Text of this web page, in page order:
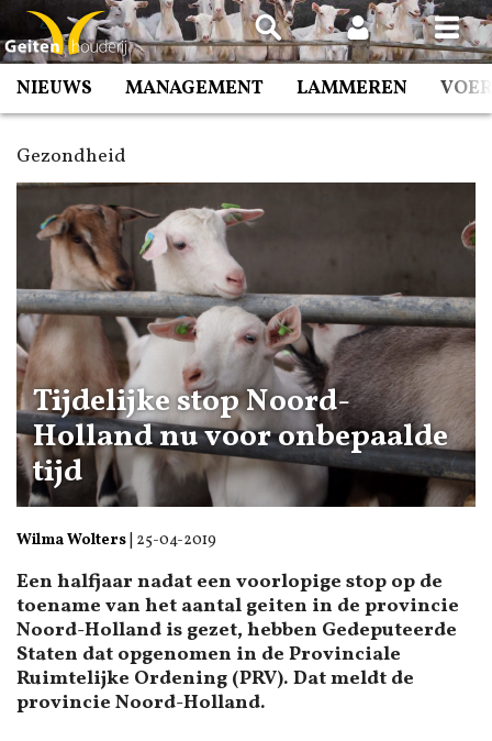
Spring
naar
inhoud
NIEUWS MANAGEMENT LAMMEREN
Gezondheid
Tijdelijke stop Noord-
Holland nu voor onbepaalde
tijd
Wilma Wolters 25-04-2019
Een halfjaar nadat een voorlopige stop op de
toename van het aantal geiten in de provincie
Noord-Holland is gezet, hebben Gedeputeerde
Staten dat opgenomen in de Provinciale
Ruimtelijke Ordening (PRV). Dat meldt de
provincie Noord-Holland.